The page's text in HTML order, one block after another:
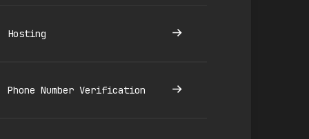
Hosting
Phone Number Verification